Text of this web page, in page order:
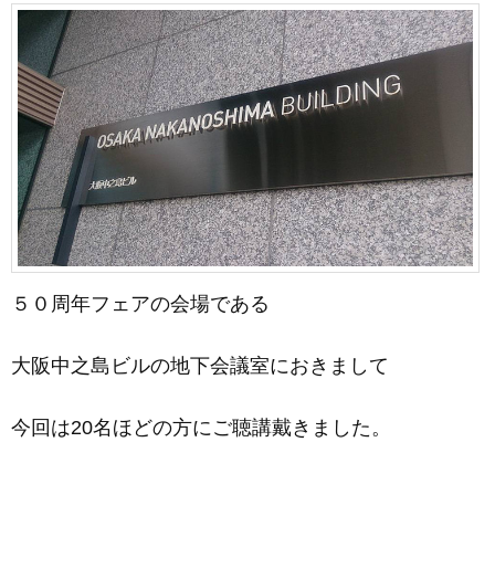
５０周年フェアの会場である
大阪中之島ビルの地下会議室におきまして
今回は20名ほどの方にご聴講戴きました。